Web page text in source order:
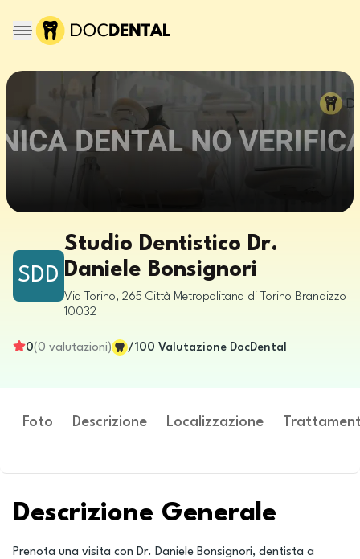
SDD
Studio Dentistico Dr.
Daniele Bonsignori
Via Torino, 265 Città Metropolitana di Torino Brandizzo
10032
0(0 valutazioni) /100 Valutazione DocDental
Foto Descrizione Localizzazione
Descrizione Generale
Prenota una visita con Dr. Daniele Bonsignori, dentista a